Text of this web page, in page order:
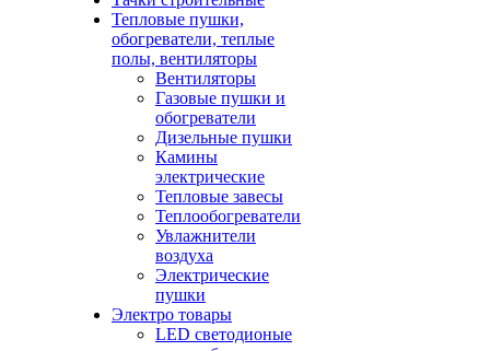
Тепловые пушки,
обогреватели, теплые
полы, вентиляторы
Вентиляторы
Газовые пушки и
обогреватели
Дизельные пушки
Камины
электрические
Тепловые завесы
Теплообогреватели
Увлажнители
воздуха
Электрические
пушки
Электро товары
LED светодионые